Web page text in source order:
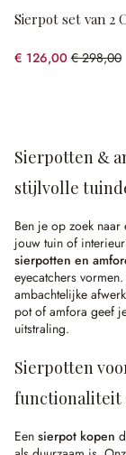
Sierpot set van 2
€ 126,00 € 298,00
(57.72%
Sierpotten &
stijlvolle
Ben je op zoek naar
jouw tuin of
sierpotten en
eyecatchers
ambachtelijke
pot of amfora geef
uitstraling.
Sierpotten
functionaliteit
Een sierpot kopen